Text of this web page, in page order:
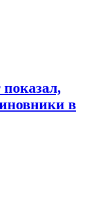
показал,
в